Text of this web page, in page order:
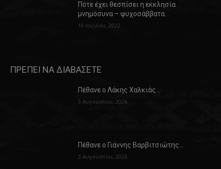
Πότε έχει θεσπίσει η εκκλησία
μνημόσυνα – ψυχοσάββατα…
10 Ιουνίου, 2022
ΠΡΕΠΕΙ ΝΑ ΔΙΑΒΑΣΕΤΕ
Πέθανε ο Λάκης Χαλκιάς…
3 Αυγούστου, 2026
Πέθανε ο Γιάννης Βαρβιτσιώτης…
3 Αυγούστου, 2026